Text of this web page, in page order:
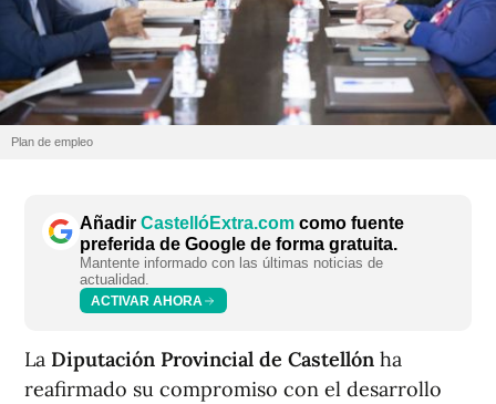
Plan de empleo
Añadir CastellóExtra.com como fuente
preferida de Google de forma gratuita.
Mantente informado con las últimas noticias de
actualidad.
ACTIVAR AHORA
La Diputación Provincial de Castellón ha
reafirmado su compromiso con el desarrollo